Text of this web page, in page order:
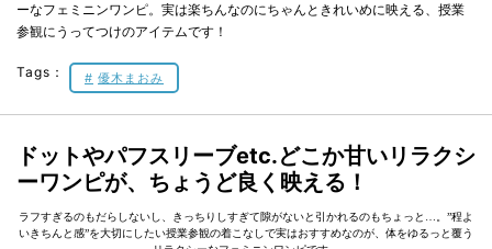
ーなフェミニンワンピ。実は楽ちんなのにちゃんときれいめに映える、授業
参観にうってつけのアイテムです！
Tags： 優木まおみ
ドットやパフスリーブetc.どこか甘いリラクシ
ーワンピが、ちょうど良く映える！
ラフすぎるのもだらしないし、きっちりしすぎて隙がないと引かれるのもちょっと…。”程よ
いきちんと感”を大切にしたい授業参観の着こなしで実はおすすめなのが、体をゆるっと覆う